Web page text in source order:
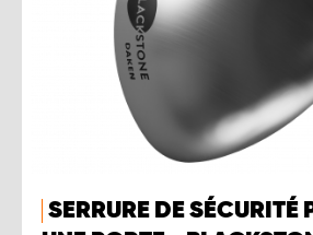
SERRURE DE SÉCURITÉ